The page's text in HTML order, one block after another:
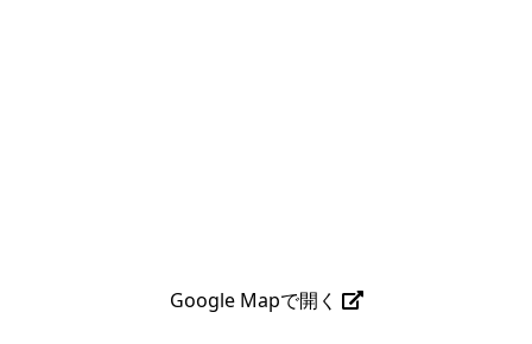
Google Mapで開く